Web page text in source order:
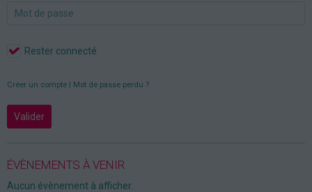
Rester connecté
Créer un compte | Mot de passe perdu ?
Valider
ÉVÈNEMENTS À VENIR
Aucun évènement à afficher.